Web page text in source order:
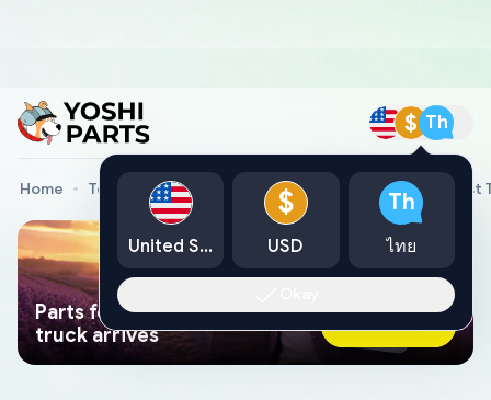
$ Th
Home Toyota Genuine Parts Converter Assy, W/Catalyst
Parts found faster than a tow
truck arrives
Ask AI Now
United States
$
USD
Th
ไทย